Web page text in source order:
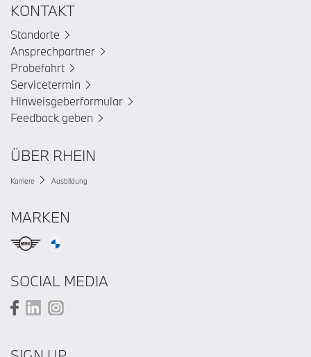
KONTAKT
Standorte
Ansprechpartner
Probefahrt
Servicetermin
Hinweisgeberformular
Feedback geben
ÜBER RHEIN
Karriere Ausbildung
MARKEN
SOCIAL MEDIA